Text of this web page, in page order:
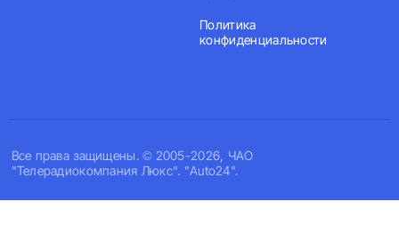
Все права защищены. © 2005-2026, ЧАО
"Телерадиокомпания Люкс". "Auto24".
Политика
конфиденциальности